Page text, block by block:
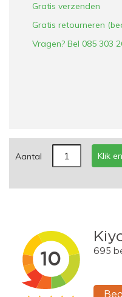
Gratis verzenden
Gratis retourneren
Vragen? Bel 085 303
Aantal Klik